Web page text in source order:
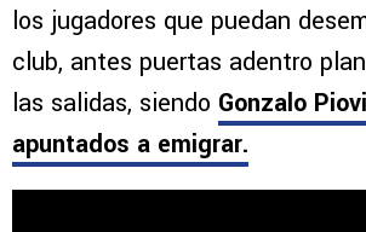
los jugadores que puedan
club, antes puertas adentro
las salidas, siendo Gonzalo
apuntados a emigrar.